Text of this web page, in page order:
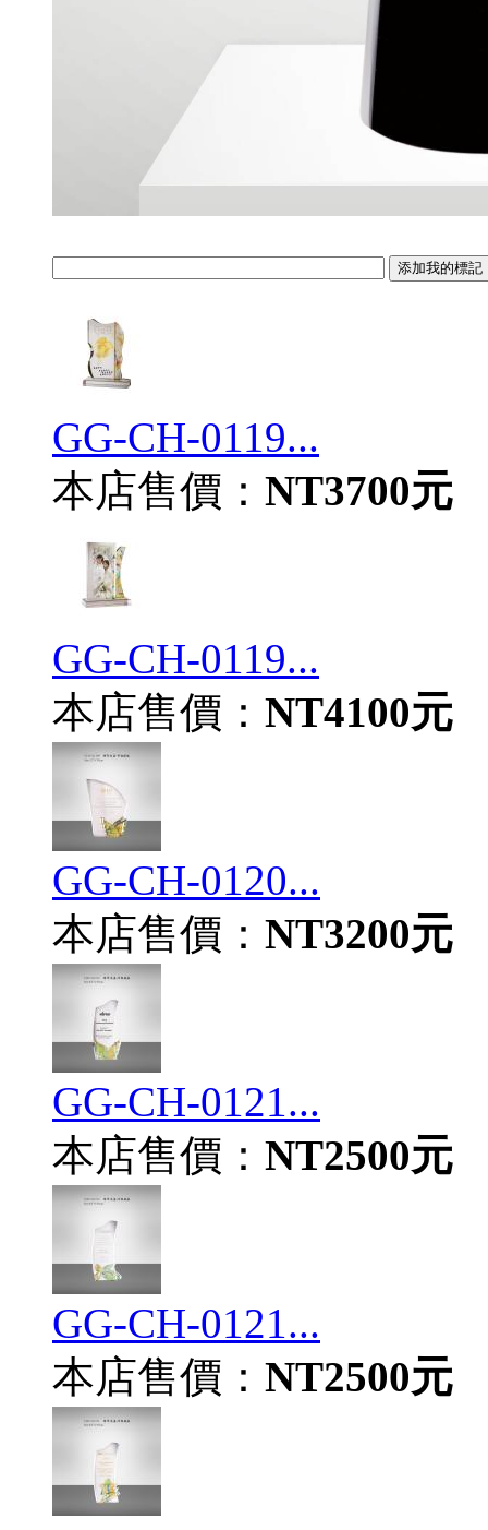
GG-CH-0119...
本店售價： NT3700元
GG-CH-0119...
本店售價： NT4100元
GG-CH-0120...
本店售價： NT3200元
GG-CH-0121...
本店售價： NT2500元
GG-CH-0121...
本店售價： NT2500元